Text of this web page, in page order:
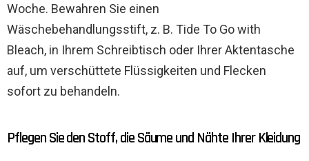
Woche. Bewahren Sie einen
Wäschebehandlungsstift, z. B. Tide To Go with
Bleach, in Ihrem Schreibtisch oder Ihrer Aktentasche
auf, um verschüttete Flüssigkeiten und Flecken
sofort zu behandeln.
Pflegen Sie den Stoff, die Säume und Nähte Ihrer Kleidung